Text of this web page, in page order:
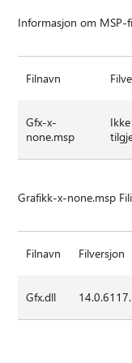
Informasjon om
Filnavn
Gfx-x-
none.msp
Ikke
Grafikk-x-none.msp
Filnavn Filversjon
Gfx.dll